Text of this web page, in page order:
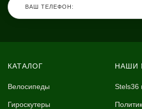
КАТАЛОГ
Велосипеды
Гироскутеры
НАШИ
Stels36